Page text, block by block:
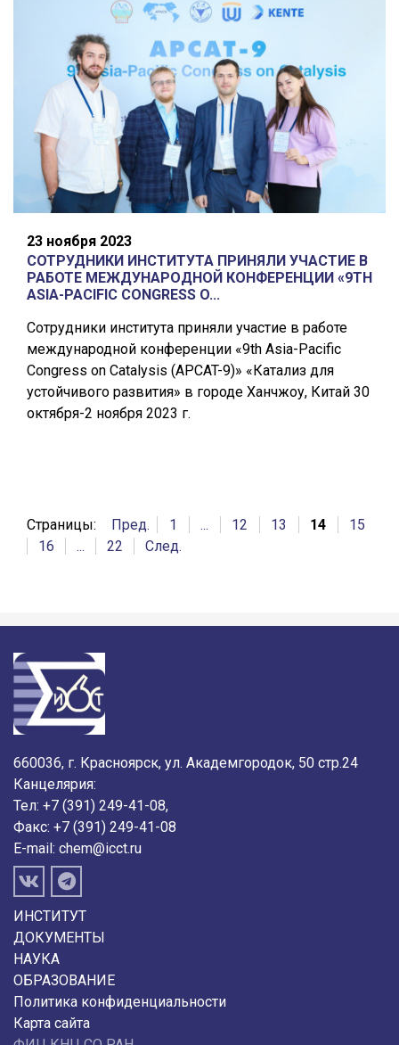
23 ноября 2023
СОТРУДНИКИ ИНСТИТУТА ПРИНЯЛИ УЧАСТИЕ В
РАБОТЕ МЕЖДУНАРОДНОЙ КОНФЕРЕНЦИИ «9TH
ASIA-PACIFIC CONGRESS O...
Сотрудники института приняли участие в работе
международной конференции «9th Asia-Pacific
Congress on Catalysis (APCAT-9)» «Катализ для
устойчивого развития» в городе Ханчжоу, Китай 30
октября-2 ноября 2023 г.
Страницы: Пред. 1 ... 12 13 14
15
16
... 22 След.
660036, г. Красноярск, ул. Академгородок, 50 стр.24
Канцелярия:
Тел: +7 (391) 249-41-08,
Факс: +7 (391) 249-41-08
E-mail: chem@icct.ru
ИНСТИТУТ
ДОКУМЕНТЫ
НАУКА
ОБРАЗОВАНИЕ
Политика конфиденциальности
Карта сайта